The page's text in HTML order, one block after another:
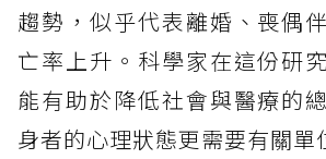
趨勢，似乎代表離婚、喪偶
亡率上升。科學家在這份研
能有助於降低社會與醫療的
身者的心理狀態更需要有關單